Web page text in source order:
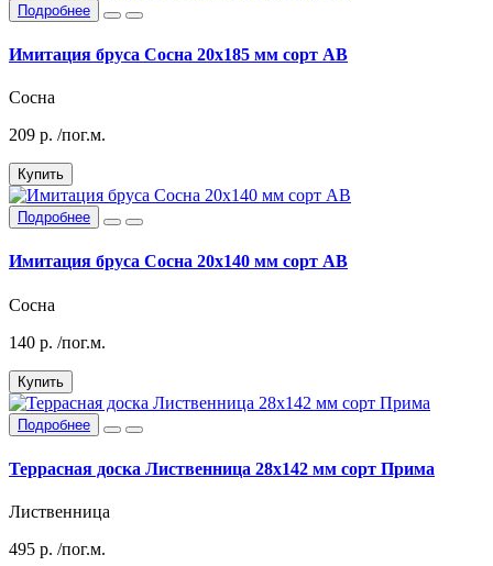
Подробнее
Имитация бруса Сосна 20х185 мм сорт АВ
Сосна
209 р. /пог.м.
Купить
Подробнее
Имитация бруса Сосна 20х140 мм сорт АВ
Сосна
140 р. /пог.м.
Купить
Подробнее
Террасная доска Лиственница 28х142 мм сорт Прима
Лиственница
495 р. /пог.м.